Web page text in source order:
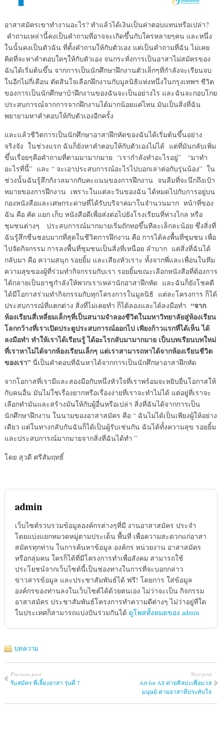
อาสาสมัครเขาทำงานอะไร? ทำแล้วได้เงินเป็นค่าตอบแทนหรือเปล่า?
คำถามเหล่านี้คงเป็นคำถามที่อาจจะเกิดขึ้นกับใครหลายๆคน และหนึ่ง
ในนั้นคงเป็นตัวฉัน ที่ตั้งคำถามให้กับตัวเอง แต่เป็นคำถามที่ฉัน ไม่เคย
คิดที่จะหาคำตอบใดๆให้กับตัวเอง จนกระทั่งการเป็นอาสาไม่สมัครของ
ฉันได้เริ่มต้นขึ้น จากการเป็นนักศึกษาฝึกงานตัวเล็กๆที่กำลังจะเรียนจบ
ในอีกไม่กี่เดือน ตัดสินใจเลือกฝึกงานกับมูลนิธิแห่งหนึ่งในกรุงเทพฯ ชีวิต
ของการเป็นนักศึกษาบ้าฝึกงานของฉันจะเป็นอย่างไร และฉันจะกอบโกย
ประสบการณ์จากการจากฝึกงานได้มากน้อยแค่ไหน มันเป็นสิ่งที่ฉัน
พยายามหาคำตอบให้กับตัวเองอีกครั้ง
และแล้วชีวิตการเป็นนักศึกษาอาสาฝึกหัดของฉันได้เริ่มต้นขึ้นอย่าง
จริงจัง ในช่วงแรก ฉันก็ยังหาคำตอบให้กับตัวเองไม่ได้ แต่ที่มันกลับเพิ่ม
ขึ้นเรื่อยๆคือคำถามที่ตามมามากมาย “เรากำลังทำอะไรอยู่” “มาทำ
อะไรที่นี้” และ “ จะเอาประสบการณ์อะไรไปบอกเล่าต่อกับรุ่นน้อง” ใน
ช่วงนั้นฉันรู้สึกกังวลมากกับคะแนนของการฝึกงาน จนลืมที่จะนึกถึงเป้า
หมายของการฝึกงาน เพราะในแต่ละวันของฉัน ได้หมดไปกับการอยู่บน
กองหนังสือและเศษกระดาษที่ได้รับบริจาคมาในจำนวนมาก หน้าที่ของ
ฉัน คือ คัด แยก เก็บ หนังสือดีเพื่อส่งต่อไปยังโรงเรียนที่ห่างไกล หรือ
ชุมชนต่างๆ ประสบการณ์มากมายเริ่มถักทอขึ้นทีละเล็กละน้อย ซึ่งสิ่งที่
ฉันรู้สึกชื่นชอบมากที่สุดในชีวิตการฝึกงาน คือ การได้ลงพื้นที่ชุมชน เพื่อ
ไปจัดกิจกรรม การลงพื้นที่ชุมชนเป็นสิ่งที่เหนื่อย ลำบาก แต่สิ่งที่ฉันได้
กลับมา คือ ความสนุก รอยยิ้ม และเสียงหัวเราะ ทั้งจากพี่และเพื่อนในทีม
ความสุขของผู้ที่ร่วมทำกิจกรรมกับเรา รอยยิ้มขณะเลือกหนังสือที่ต้องการ
ได้กลายเป็นยาชูกำลังให้พวกเราเหล่านักอาสาฝึกหัด และฉันก็ยังโชคดี
ได้มีโอกาสร่วมทำกิจกรรมกับทุกโครงการในมูลนิธิ แต่ละโครงการ ก็ได้
ประสบการณ์ที่แตกต่าง สิ่งที่ไม่เคยทำ ก็ได้ลองและได้ลงมือทำ “จาก
ห้องเรียนสี่เหลี่ยมเล็กๆที่เป็นสนามจำลองชีวิตในมหาวิทยาลัยสู่ห้องเรียน
โลกกว้างที่เราเปิดประตูประสบการณ์ออกไป เพียงก้าวแรกที่ได้เห็น ได้
ลงมือทำ ทำให้เราได้เรียนรู้ ได้อะไรกลับมามากมาย เป็นบทเรียนบทใหม่
ที่เราหาไม่ได้จากห้องเรียนเล็กๆ แต่เราสามารถหาได้จากห้องเรียนชีวิต
ของเรา” นี่เป็นคำตอบที่ฉันหาได้จากการเป็นนักศึกษาอาสาฝึกหัด
จากโอกาสที่เรามีและสองมือกับหนึ่งหัวใจที่เราพร้อมจะหยิบยื่นโอกาสให้
กับคนอื่น มันไม่ใช่เรื่องยากหรือเรื่องง่ายที่เราจะทำไม่ได้ แต่อยู่ที่เราจะ
เลือกทำมันและสร้างมันให้กับผู้อื่นหรือเปล่า สิ่งที่ฉันได้จากการเป็น
นักศึกษาฝึกงาน ในนามของอาสาสมัคร คือ “ ฉันไม่ได้เป็นเพียงผู้ให้อย่าง
เดียว แต่ในทางกลับกันฉันก็ได้เป็นผู้รับเช่นกัน ฉันได้ทั้งความสุข รอยยิ้ม
และประสบการณ์มากมายจากสิ่งที่ฉันได้ทำ ”
โดย สุวดี ศรีสัมฤทธิ์
admin
เว็บไซต์รวบรวมข้อมูลองค์กรต่างๆที่มี งานอาสาสมัคร ประจำ
โดยแบ่งแยกหมวดหมู่ตามประเด็น พื้นที่ เพื่อความสะดวกแก่อาสา
สมัครทุกท่าน ในการค้นหาข้อมูล องค์กร หน่วยงาน อาสาสมัคร
หรือกลุ่มคน ใครก็ได้ที่มีโครงการทำเพื่อสังคม สามารถใช้
ประโยชน์จากเว็บไซต์นี้เป็นช่องทางในการที่จะบอกกล่าว
ข่าวสารข้อมูล และประชาสัมพันธ์ได้ ฟรี! โดยการ ใส่ข้อมูล
องค์กรของท่านลงในเว็บไซต์ได้ด้วยตนเอง ไม่ว่าจะเป็น กิจกรรม
อาสาสมัคร ประชาสัมพันธ์โครงการทำความดีต่างๆ ไม่ว่าอยู่ที่ใด
ในประเทศก็สามารถแบ่งปันร่วมกันได้ ดูโพสทั้งหมดของ admin
บทความ
Previous post
รับสมัคร พี่เลี้ยงอาสา รุ่นที่ 7
Next post
Art for All ค่ายศิลปะเพื่อมวล
มนุษย์ ค่ายอาสาที่ประทับใจ